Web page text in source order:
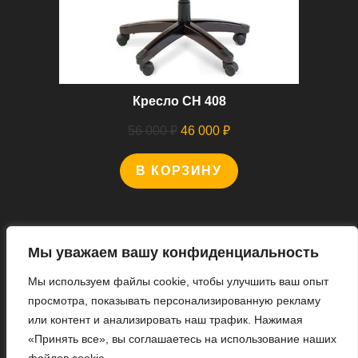
Мы уважаем вашу конфиденциальность
Мы используем файлы cookie, чтобы улучшить ваш опыт
просмотра, показывать персонализированную рекламу
или контент и анализировать наш трафик. Нажимая
«Принять все», вы соглашаетесь на использование наших
Кресло CH 408
56 000₽ Первоначальная
цена
составляла
46 000 ₽Текущая
46
В КОРЗИНУ
Мы В Соцсетях